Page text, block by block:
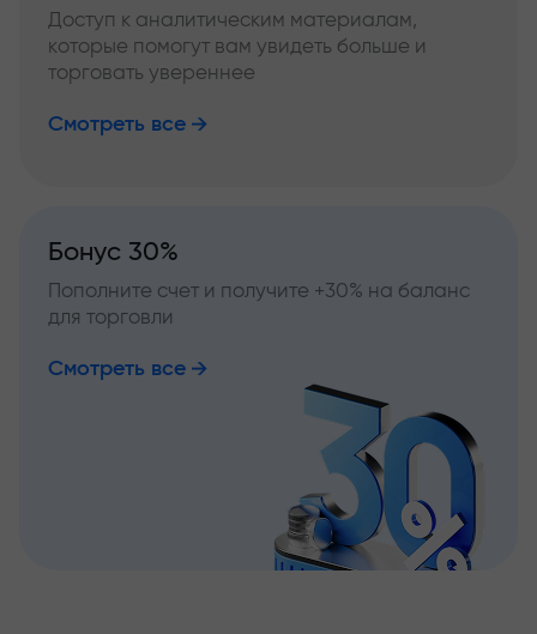
Доступ к аналитическим материалам,
которые помогут вам увидеть больше и
торговать увереннее
Смотреть все
Бонус 30%
Пополните счет и получите +30% на баланс
для торговли
Смотреть все